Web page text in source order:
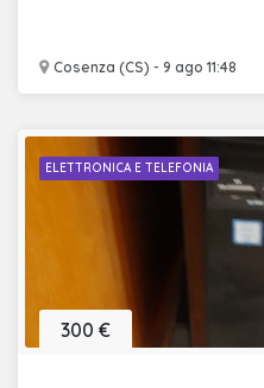
Cosenza (CS) - 9 ago 11:48
ELETTRONICA E TELEFONIA
300 €